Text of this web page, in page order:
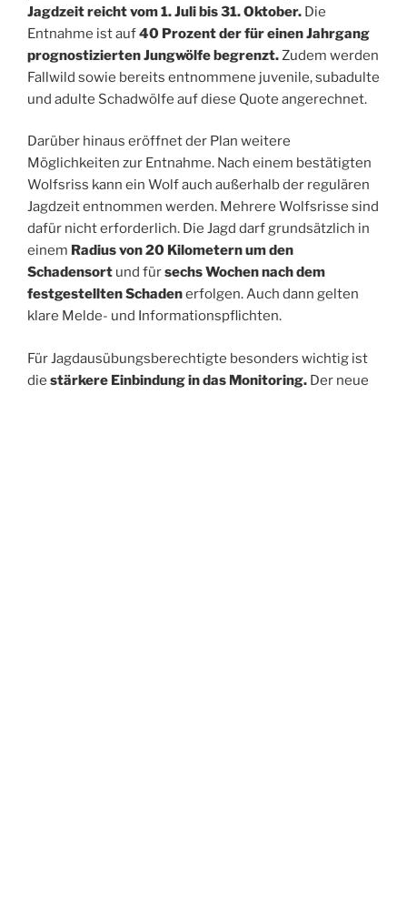
Jagdzeit reicht vom 1. Juli bis 31. Oktober. Die
Entnahme ist auf40 Prozent der für einen Jahrgang
prognostizierten Jungwölfe begrenzt. Zudem werden
Fallwild sowie bereits entnommene juvenile, subadulte
und adulte Schadwölfe auf diese Quote angerechnet.
Darüber hinaus eröffnet der Plan weitere
Möglichkeiten zur Entnahme. Nach einem bestätigten
Wolfsriss kann ein Wolf auch außerhalb der regulären
Jagdzeit entnommen werden. Mehrere Wolfsrisse sind
dafür nicht erforderlich. Die Jagd darf grundsätzlich in
einem Radius von 20 Kilometern um den
Schadensort und fürsechs Wochen nach dem
festgestellten Schadenerfolgen. Auch dann gelten
klare Melde- und Informationspflichten.
Für Jagdausübungsberechtigte besonders wichtig ist
die stärkere Einbindung in das Monitoring. Der neue